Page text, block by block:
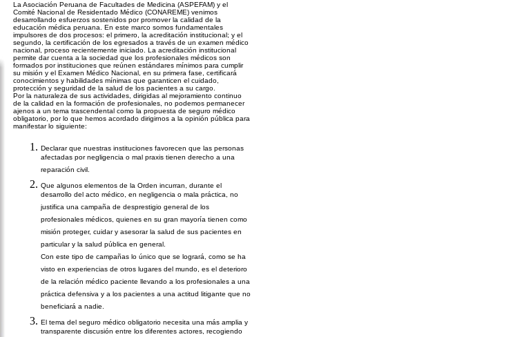
La Asociación Peruana de Facultades de Medicina (ASPEFAM) y el
Comité Nacional de Residentado Médico (CONAREME) venimos
desarrollando esfuerzos sostenidos por promover la calidad de la
educación médica peruana. En este marco somos fundamentales
impulsores de dos procesos: el primero, la acreditación institucional; y el
segundo, la certificación de los egresados a través de un examen médico
nacional, proceso recientemente iniciado. La acreditación institucional
permite dar cuenta a la sociedad que los profesionales médicos son
formados por instituciones que reúnen estándares mínimos para cumplir
su misión y el Examen Médico Nacional, en su primera fase, certificará
conocimientos y habilidades mínimas que garanticen el cuidado,
protección y seguridad de la salud de los pacientes a su cargo.
Por la naturaleza de sus actividades, dirigidas al mejoramiento continuo
de la calidad en la formación de profesionales, no podemos permanecer
ajenos a un tema trascendental como la propuesta de seguro médico
obligatorio, por lo que hemos acordado dirigirnos a la opinión pública para
manifestar lo siguiente:
Declarar que nuestras instituciones favorecen que las personas
afectadas por negligencia o mal praxis tienen derecho a una
reparación civil.
Que algunos elementos de la Orden incurran, durante el
desarrollo del acto médico, en negligencia o mala práctica, no
justifica una campaña de desprestigio general de los
profesionales médicos, quienes en su gran mayoría tienen como
misión proteger, cuidar y asesorar la salud de sus pacientes en
particular y la salud pública en general.
Con este tipo de campañas lo único que se logrará, como se ha
visto en experiencias de otros lugares del mundo, es el deterioro
de la relación médico paciente llevando a los profesionales a una
práctica defensiva y a los pacientes a una actitud litigante que no
beneficiará a nadie.
El tema del seguro médico obligatorio necesita una más amplia y
transparente discusión entre los diferentes actores, recogiendo